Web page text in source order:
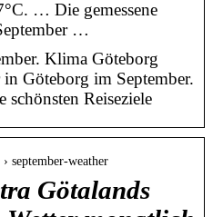
… Die gemessene
…
Klima Göteborg
in Göteborg im September.
schönsten Reiseziele
september-weather
Götalands